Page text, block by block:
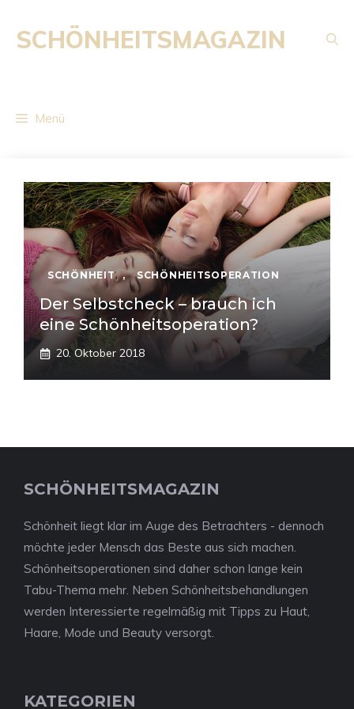
Inhalt
springen
SCHÖNHEITSMAGAZIN
Menü
SCHÖNHEIT , SCHÖNHEITSOPERATION
Der Selbstcheck – brauch ich
eine Schönheitsoperation?
20. Oktober 2018
SCHÖNHEITSMAGAZIN
Schönheit liegt klar im Auge des Betrachters - dennoch
möchte jeder Mensch das Beste aus sich machen.
Schönheitsoperationen sind daher schon lange kein
Tabu-Thema mehr. Neben Schönheitsbehandlungen
werden Interessierte regelmäßig mit Tipps zu Haut,
Haare, Mode und Beauty versorgt.
KATEGORIEN